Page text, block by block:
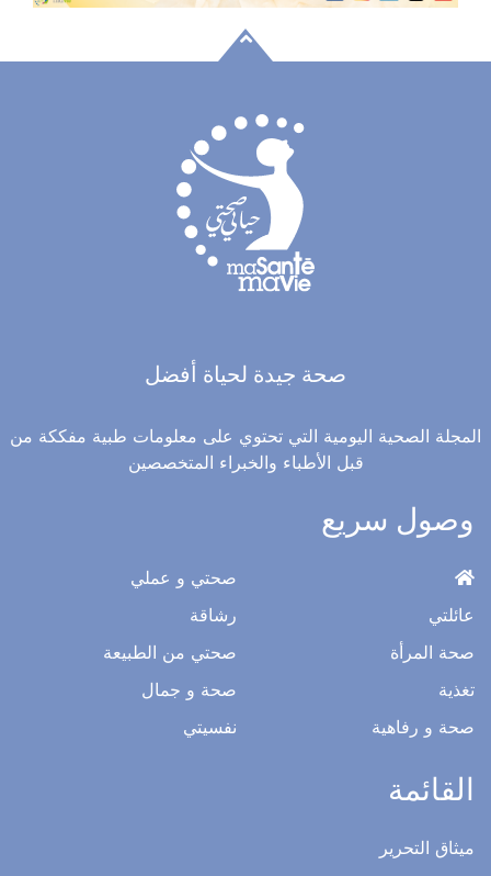
صحة جيدة لحياة أفضل
المجلة الصحية اليومية التي تحتوي على معلومات طبية مفككة من
قبل الأطباء والخبراء المتخصصين
وصول سريع
عائلتي
صحة المرأة
تغذية
صحة و رفاهية
صحتي و عملي
رشاقة
صحتي من الطبيعة
صحة و جمال
نفسيتي
القائمة
ميثاق التحرير